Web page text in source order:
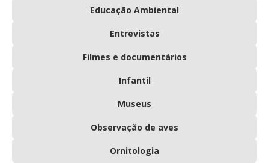
Educação Ambiental
Entrevistas
Filmes e documentários
Infantil
Museus
Observação de aves
Ornitologia